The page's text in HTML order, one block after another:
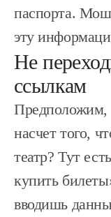
паспорта.
эту
Не
ссылкам
Предположим,
насчет того,
театр? Тут
купить
вводишь